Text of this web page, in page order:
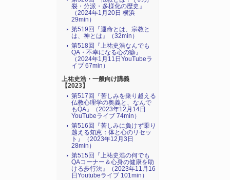
裂・分派・多様化の歴史』
（2024年1月20日 横浜
29min）
第519回『運命とは、宗教と
は、神とは』（32min）
第518回『上祐史浩なんでも
QA・不幸になる心の癖』
（2024年1月11日YouTubeラ
イブ 67min）
上祐史浩・一般向け講義
【2023】
第517回『苦しみを乗り越える
仏教心理学の奥義と、なんで
もQA』（2023年12月14日
YouTubeライブ 74min）
第516回『苦しみに負けず乗り
越える知恵：体と心のリセッ
ト』（2023年12月3日
28min）
第515回『上祐史浩の何でも
QAコーナー＆心身の健康を助
ける歩行法』（2023年11月16
日Youtubeライブ 101min）